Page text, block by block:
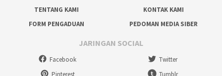
TENTANG KAMI
KONTAK KAMI
FORM PENGADUAN
PEDOMAN MEDIA SIBER
JARINGAN SOCIAL
Facebook
Twitter
Pinterest
Tumblr